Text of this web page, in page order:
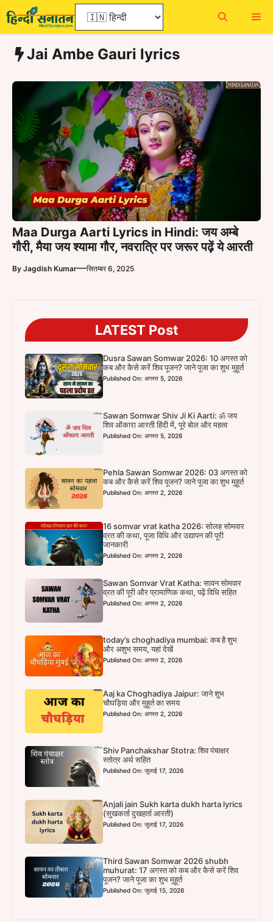
to
content
Jai Ambe Gauri lyrics
Maa Durga Aarti Lyrics in Hindi: जय अम्बे
गौरी, मैया जय श्यामा गौर, नवरात्रि पर जरूर पढ़ें ये आरती
By Jagdish Kumar—सितम्बर 6, 2025
LATEST Post
Dusra Sawan Somwar 2026: 10 अगस्त को
कब और कैसे करें शिव पूजन? जाने पूजा का शुभ मुहूर्त
Published On: अगस्त 5, 2026
Sawan Somwar Shiv Ji Ki Aarti: ॐ जय
शिव ओंकारा आरती हिंदी में, पूरे बोल और महत्व
Published On: अगस्त 5, 2026
Pehla Sawan Somwar 2026: 03 अगस्त को
कब और कैसे करें शिव पूजन? जाने पूजा का शुभ मुहूर्त
Published On: अगस्त 2, 2026
16 somvar vrat katha 2026: सोलह सोमवार
व्रत की कथा, पूजा विधि और उद्यापन की पूरी
जानकारी
Published On: अगस्त 2, 2026
Sawan Somvar Vrat Katha: सावन सोमवार
व्रत की पूरी और प्रामाणिक कथा, पढ़ें विधि सहित
Published On: अगस्त 2, 2026
today’s choghadiya mumbai: कब है शुभ
और अशुभ समय, यहां देखें
Published On: अगस्त 2, 2026
Aaj ka Choghadiya Jaipur: जाने शुभ
चौघड़िया और मुहूर्त का समय
Published On: अगस्त 2, 2026
Shiv Panchakshar Stotra: शिव पंचाक्षर
स्तोत्र अर्थ सहित
Published On: जुलाई 17, 2026
Anjali jain Sukh karta dukh harta lyrics
(सुखकर्ता दुखहर्ता आरती)
Published On: जुलाई 17, 2026
Third Sawan Somwar 2026 shubh
muhurat: 17 अगस्त को कब और कैसे करें शिव
पूजन? जाने पूजा का शुभ मुहूर्त
Published On: जुलाई 15, 2026